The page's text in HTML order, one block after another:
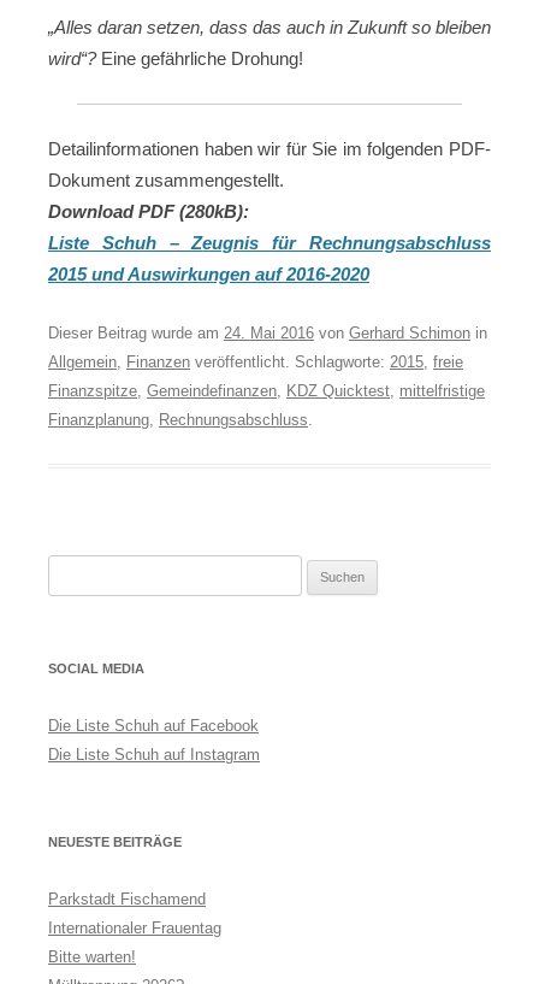
„Alles daran setzen, dass das auch in Zukunft so bleiben
wird“?Eine gefährliche Drohung!
Detailinformationen haben wir für Sie im folgenden PDF-
Dokument zusammengestellt.
Download PDF (280kB):
Liste Schuh – Zeugnis für Rechnungsabschluss
2015 und Auswirkungen auf 2016-2020
Dieser Beitrag wurde am 24. Mai 2016 von Gerhard Schimon in
Allgemein, Finanzen veröffentlicht. Schlagworte: 2015, freie
Finanzspitze, Gemeindefinanzen, KDZ Quicktest, mittelfristige
Finanzplanung, Rechnungsabschluss.
nach:
SOCIAL MEDIA
Die Liste Schuh auf Facebook
Die Liste Schuh auf Instagram
NEUESTE BEITRÄGE
Parkstadt Fischamend
Internationaler Frauentag
Bitte warten!